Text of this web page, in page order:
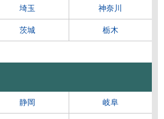
埼玉 神奈川
茨城 栃木
静岡 岐阜